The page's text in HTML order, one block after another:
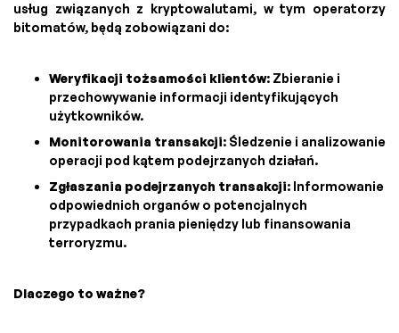
usług związanych z kryptowalutami, w tym operatorzy
bitomatów, będą zobowiązani do:
Weryfikacji tożsamości klientów: Zbieranie i
przechowywanie informacji identyfikujących
użytkowników.
Monitorowania transakcji: Śledzenie i analizowanie
operacji pod kątem podejrzanych działań.
Zgłaszania podejrzanych transakcji: Informowanie
odpowiednich organów o potencjalnych
przypadkach prania pieniędzy lub finansowania
terroryzmu.
Dlaczego to ważne?